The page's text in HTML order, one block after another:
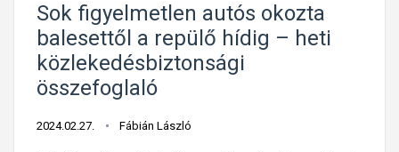
e
n
t
Sok figyelmetlen autós okozta
balesettől a repülő hídig – heti
közlekedésbiztonsági
összefoglaló
2024.02.27. Fábián László